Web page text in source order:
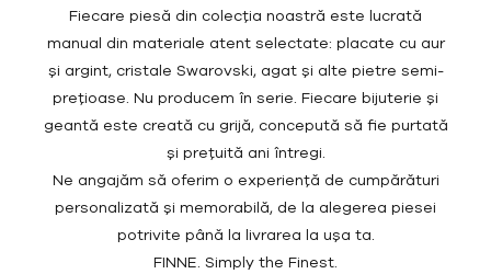
Fiecare piesă din colecția noastră este lucrată
manual din materiale atent selectate: placate cu aur
și argint, cristale Swarovski, agat și alte pietre semi-
prețioase. Nu producem în serie. Fiecare bijuterie și
geantă este creată cu grijă, concepută să fie purtată
și prețuită ani întregi.
Ne angajăm să oferim o experiență de cumpărături
personalizată și memorabilă, de la alegerea piesei
potrivite până la livrarea la ușa ta.
FINNE. Simply the Finest.